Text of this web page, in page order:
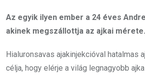
Az egyik ilyen ember a 24 éves
akinek megszállottja az ajkai mérete.
Hialuronsavas ajakinjekcióval hatalmas
célja, hogy elérje a világ legnagyobb